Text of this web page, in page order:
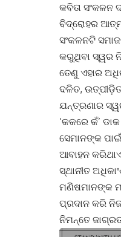
କବିତା
ବିଦ୍ରୋହର
ସଂକଳନଟି
କରୁଥିବା ସ୍ୱର
ତେଣୁ ଏହାର
ଦଳିତ,
ଯନ୍ତ୍ରଣାର
‘କକରେ କଁ’
ସେମାନଙ୍କ
ଆବାହନ
ସ୍ଥାନୀତ
ମଣିଷମାନଙ୍କ
ପ୍ରଦାନ କରି
ନିମନ୍ତେ